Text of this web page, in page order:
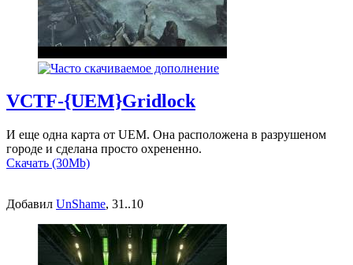
VCTF-{UEM}Gridlock
И еще одна карта от UEM. Она расположена в разрушеном
городе и сделана просто охрененно.
Скачать (30Mb)
Добавил UnShame, 31..10